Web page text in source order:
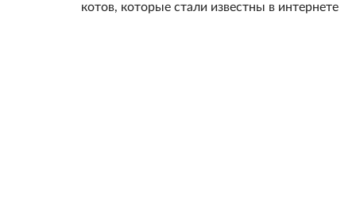
котов, которые стали известны в интернете